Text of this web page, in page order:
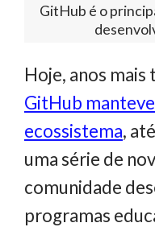
GitHub é o
Hoje, anos
GitHub
ecossistema,
uma série de
comunidade
programas